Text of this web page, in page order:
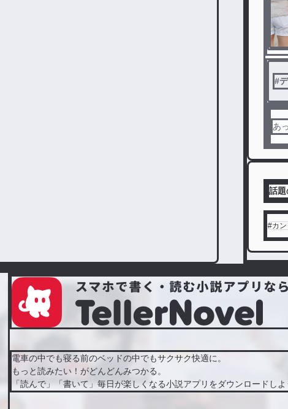
#
あ
話題
#カ
電車の中でも寝る前のベッドの中でもサクサク快適に。
もっと読みたい！がどんどんみつかる。
「読んで」「書いて」毎日が楽しくなる小説アプリをダウンロードしよ